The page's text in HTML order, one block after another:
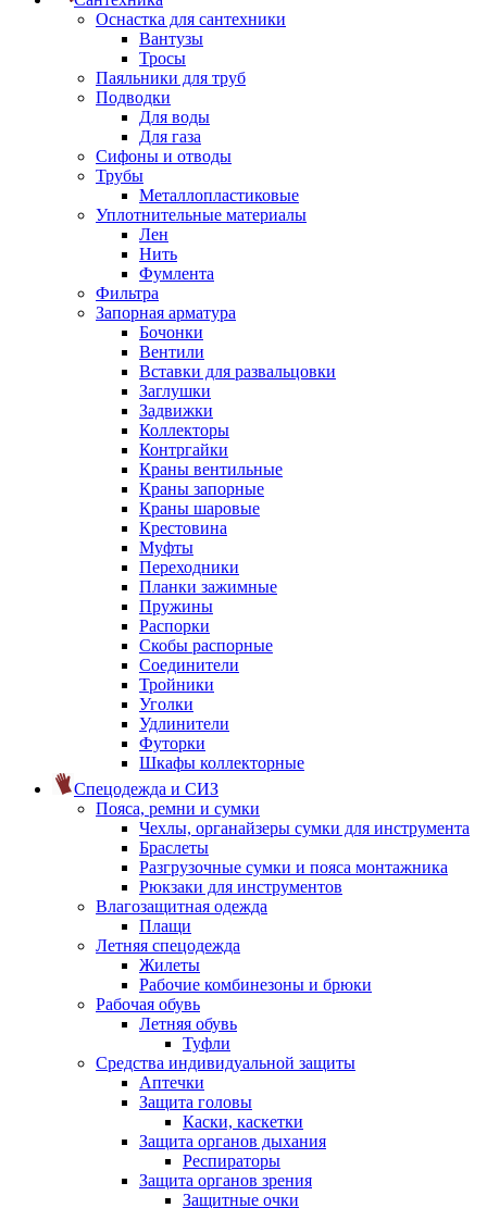
Оснастка для сантехники
Вантузы
Тросы
Паяльники для труб
Подводки
Для воды
Для газа
Сифоны и отводы
Трубы
Металлопластиковые
Уплотнительные материалы
Лен
Нить
Фумлента
Фильтра
Запорная арматура
Бочонки
Вентили
Вставки для развальцовки
Заглушки
Задвижки
Коллекторы
Контргайки
Краны вентильные
Краны запорные
Краны шаровые
Крестовина
Муфты
Переходники
Планки зажимные
Пружины
Распорки
Скобы распорные
Соединители
Тройники
Уголки
Удлинители
Футорки
Шкафы коллекторные
Спецодежда и СИЗ
Пояса, ремни и сумки
Чехлы, органайзеры сумки для инструмента
Браслеты
Разгрузочные сумки и пояса монтажника
Рюкзаки для инструментов
Влагозащитная одежда
Плащи
Летняя спецодежда
Жилеты
Рабочие комбинезоны и брюки
Рабочая обувь
Летняя обувь
Туфли
Средства индивидуальной защиты
Аптечки
Защита головы
Каски, каскетки
Защита органов дыхания
Респираторы
Защита органов зрения
Защитные очки